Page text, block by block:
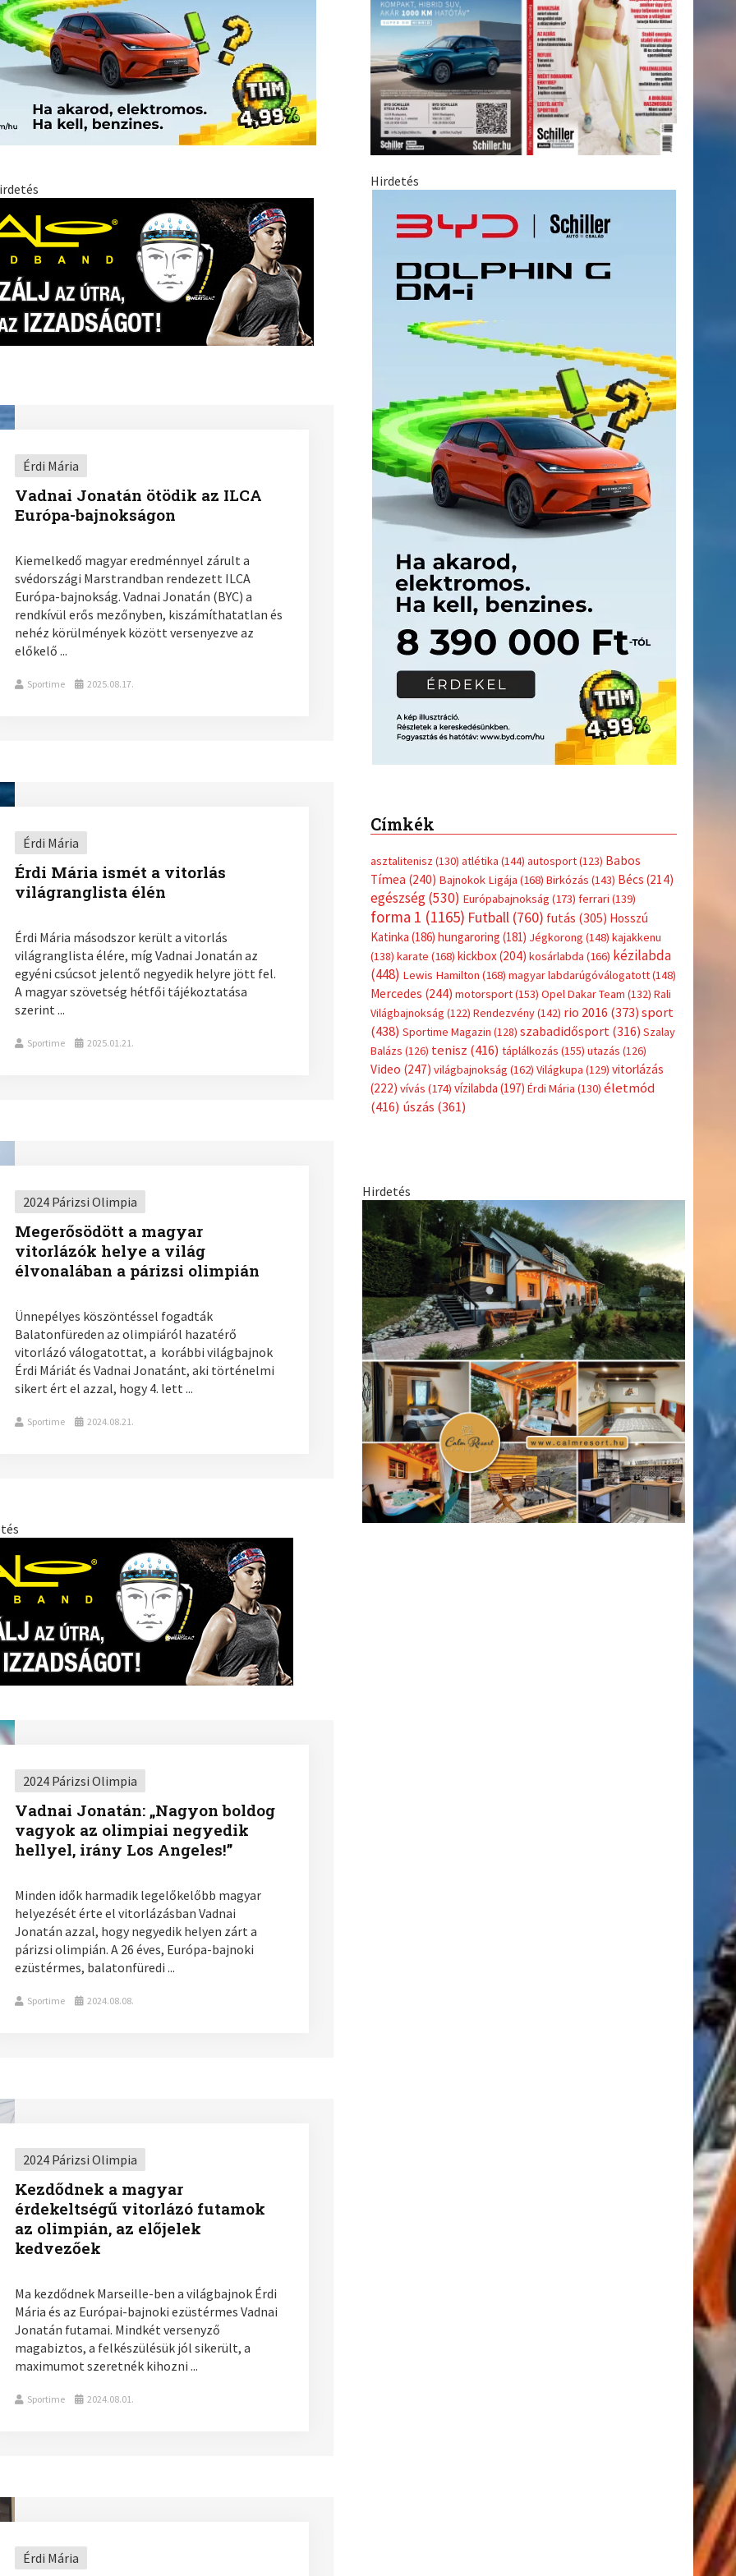
Érdi Mária
Vadnai Jonatán ötödik az ILCA
Európa-bajnokságon
Kiemelkedő magyar eredménnyel zárult a
svédországi Marstrandban rendezett ILCA
Európa-bajnokság. Vadnai Jonatán (BYC) a
rendkívül erős mezőnyben, kiszámíthatatlan és
nehéz körülmények között versenyezve az
előkelő ...
Sportime 2025.08.17.
Érdi Mária
Érdi Mária ismét a vitorlás
világranglista élén
Érdi Mária másodszor került a vitorlás
világranglista élére, míg Vadnai Jonatán az
egyéni csúcsot jelentő negyedik helyre jött fel.
A magyar szövetség hétfői tájékoztatása
szerint ...
Sportime 2025.01.21.
2024 Párizsi Olimpia
Megerősödött a magyar
vitorlázók helye a világ
élvonalában a párizsi olimpián
Ünnepélyes köszöntéssel fogadták
Balatonfüreden az olimpiáról hazatérő
vitorlázó válogatottat, a korábbi világbajnok
Érdi Máriát és Vadnai Jonatánt, aki történelmi
sikert ért el azzal, hogy 4. lett ...
Sportime 2024.08.21.
2024 Párizsi Olimpia
Vadnai Jonatán: „Nagyon boldog
vagyok az olimpiai negyedik
hellyel, irány Los Angeles!”
Minden idők harmadik legelőkelőbb magyar
helyezését érte el vitorlázásban Vadnai
Jonatán azzal, hogy negyedik helyen zárt a
párizsi olimpián. A 26 éves, Európa-bajnoki
ezüstérmes, balatonfüredi ...
Sportime 2024.08.08.
2024 Párizsi Olimpia
Kezdődnek a magyar
érdekeltségű vitorlázó futamok
az olimpián, az előjelek
kedvezőek
Ma kezdődnek Marseille-ben a világbajnok Érdi
Mária és az Európai-bajnoki ezüstérmes Vadnai
Jonatán futamai. Mindkét versenyző
magabiztos, a felkészülésük jól sikerült, a
maximumot szeretnék kihozni ...
Sportime 2024.08.01.
Érdi Mária
Hirdetés
Címkék
asztalitenisz (130) atlétika (144) autosport(123) Babos
Tímea (240) Bajnokok Ligája (168) Birkózás (143) Bécs (214)
egészség(530) Európabajnokság (173) ferrari (139)
forma 1 (1165) Futball (760) futás (305) Hosszú
Katinka (186) hungaroring (181) Jégkorong (148) kajakkenu
(138) karate (168) kickbox(204) kosárlabda (166) kézilabda
(448) Lewis Hamilton (168) magyar labdarúgóválogatott(148)
Mercedes (244) motorsport(153) Opel Dakar Team (132) Rali
Világbajnokság (122) Rendezvény(142) rio 2016 (373) sport
(438) Sportime Magazin (128) szabadidősport (316) Szalay
Balázs (126) tenisz (416) táplálkozás (155) utazás (126)
Video (247) világbajnokság (162) Világkupa (129) vitorlázás
(222) vívás (174) vízilabda (197) Érdi Mária (130) életmód
(416) úszás (361)
Hirdetés